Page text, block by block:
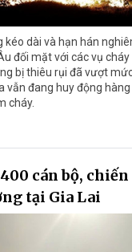
kéo dài và hạn hán
đối mặt với các vụ cháy
bị thiêu rụi đã vượt
vẫn đang huy động
cháy.
cán bộ,
tại Gia Lai